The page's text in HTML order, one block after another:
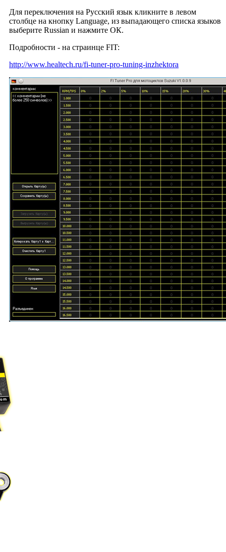
Для переключения на Русский язык кликните в левом
столбце на кнопку Language, из выпадающего списка языков
выберите Russian и нажмите ОК.
Подробности - на страинце FIT:
http://www.healtech.ru/fi-tuner-pro-tuning-inzhektora